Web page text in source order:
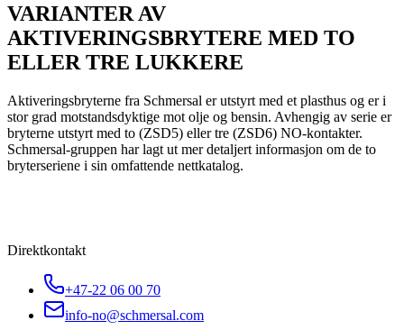
VARIANTER AV
AKTIVERINGSBRYTERE MED TO
ELLER TRE LUKKERE
Aktiveringsbryterne fra Schmersal er utstyrt med et plasthus og er i
stor grad motstandsdyktige mot olje og bensin. Avhengig av serie er
bryterne utstyrt med to (ZSD5) eller tre (ZSD6) NO-kontakter.
Schmersal-gruppen har lagt ut mer detaljert informasjon om de to
bryterseriene i sin omfattende nettkatalog.
Direktkontakt
+47-22 06 00 70
info-no@schmersal.com